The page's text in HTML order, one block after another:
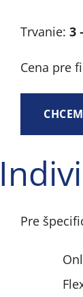
Trvanie: 3
Cena pre
Pre